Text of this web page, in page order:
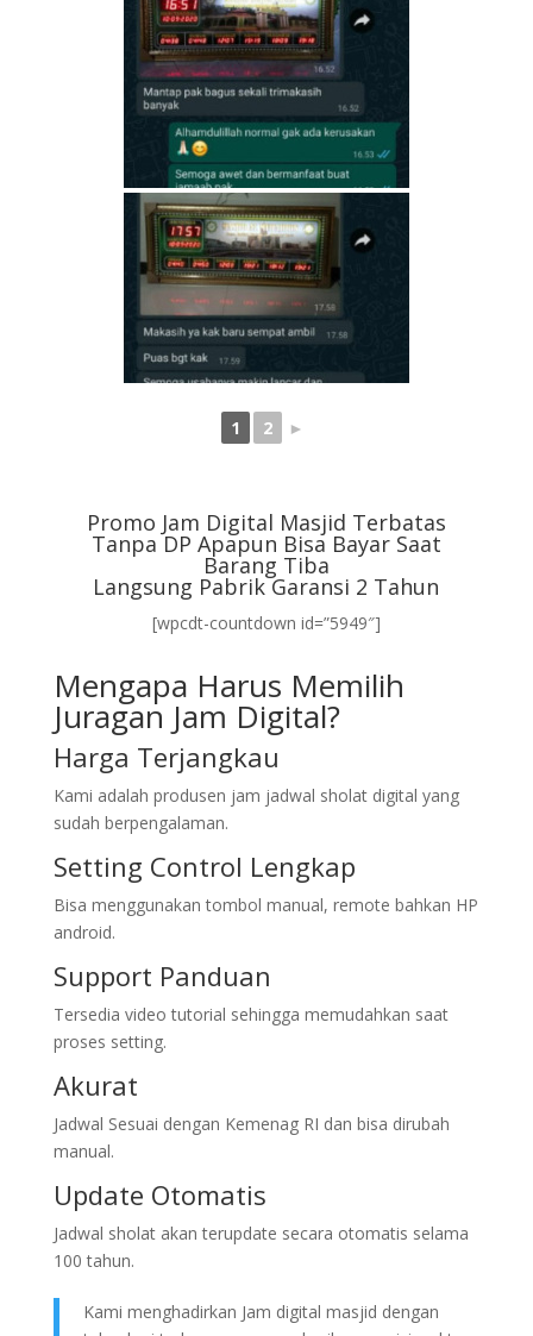
1 2 ►
Promo Jam Digital Masjid Terbatas
Tanpa DP Apapun Bisa Bayar Saat
Barang Tiba
Langsung Pabrik Garansi 2 Tahun
[wpcdt-countdown id=”5949″]
Mengapa Harus Memilih
Juragan Jam Digital?
Harga Terjangkau
Kami adalah produsen jam jadwal sholat digital yang
sudah berpengalaman.
Setting Control Lengkap
Bisa menggunakan tombol manual, remote bahkan HP
android.
Support Panduan
Tersedia video tutorial sehingga memudahkan saat
proses setting.
Akurat
Jadwal Sesuai dengan Kemenag RI dan bisa dirubah
manual.
Update Otomatis
Jadwal sholat akan terupdate secara otomatis selama
100 tahun.
Kami menghadirkan Jam digital masjid dengan